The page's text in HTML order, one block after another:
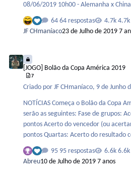
08/06/2019 10h00 - Alemanha x China 13h00 - Espanha x Africa do
Sul 16h00 - Noruega x Nigéria Domingo - 09/06/2019 08h00 -
Austrália x Itália 10h30 - Brasil x Jamaica 13h00 - Inglaterra x
64 respostas
4.7k
JF CHmaníaco23 de Julho de 20197
[JOGO] Bolão da Copa América 2019
7
Criado porJF CHmaníaco, 9 de Junho
NOTÍCIAS Começa o Bolão da Copa América 2019!!!! As regras
serão as seguintes: Fase de grupos: Acerto do resultado correto: 100
pontos Acerto do vencedor (ou acertar que haverá um empate): 50
pontos Quartas: Acerto do resultado correto: 200 pontos Acerto do
vencedor (ou acertar que haverá um
pênaltis e acertar o vencedor na
95 respostas
6.6k
Abreu10 de Julho de 20197 anos